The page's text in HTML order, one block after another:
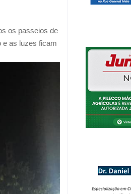
os passeios de
e as luzes ficam